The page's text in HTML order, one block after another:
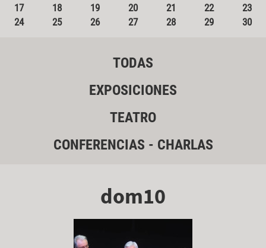
17
18 19 20 21 22
23
24
25 26 27 28 29 30
TODAS
EXPOSICIONES
TEATRO
CONFERENCIAS - CHARLAS
dom10